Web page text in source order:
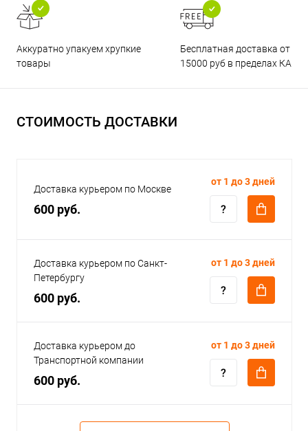
Аккуратно упакуем хрупкие
товары
Бесплатная доставка от
15000 руб в пределах КАД
СТОИМОСТЬ ДОСТАВКИ
Доставка курьером по Москве
600 руб.
от 1 до 3 дней
Доставка курьером по Санкт-
Петербургу
600 руб.
от 1 до 3 дней
Доставка курьером до
Транспортной компании
600 руб.
от 1 до 3 дней